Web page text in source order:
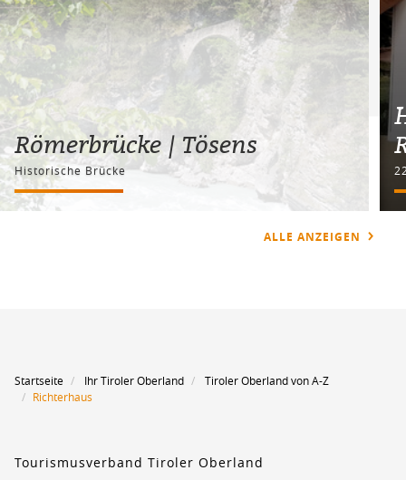
Römerbrücke | Tösens
Historische Brücke
ALLE ANZEIGEN
Startseite Ihr Tiroler Oberland
Tiroler Oberland von A-Z
Richterhaus
Tourismusverband Tiroler Oberland